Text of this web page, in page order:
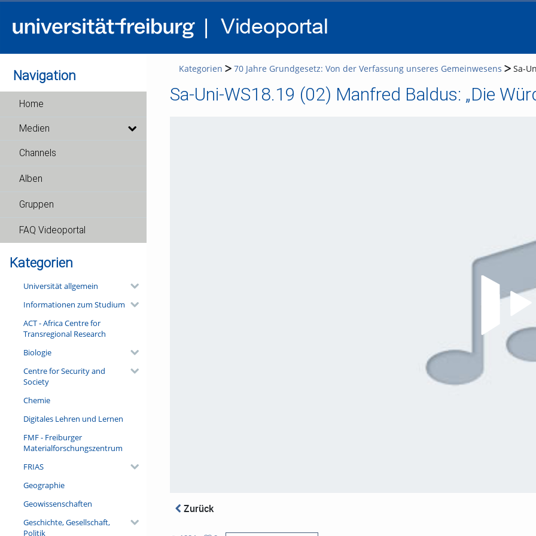
Navigation
Home
Medien
Channels
Alben
Gruppen
FAQ Videoportal
Kategorien
Universität allgemein
Informationen zum Studium
ACT - Africa Centre for
Transregional Research
Biologie
Centre for Security and
Society
Chemie
Digitales Lehren und Lernen
FMF - Freiburger
Materialforschungszentrum
FRIAS
Geographie
Geowissenschaften
Geschichte, Gesellschaft,
Politik
Kategorien 70 Jahre Grundgesetz: Von der Verfassung unseres Gemeinwesens Sa-
Zurück